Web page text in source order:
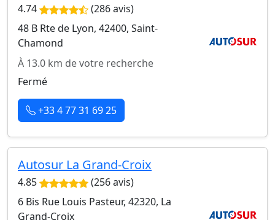
4.74
(286 avis)
48 B Rte de Lyon, 42400, Saint-
Chamond
À 13.0 km de votre recherche
Fermé
+33 4 77 31 69 25
Autosur La Grand-Croix
4.85
(256 avis)
6 Bis Rue Louis Pasteur, 42320, La
Grand-Croix